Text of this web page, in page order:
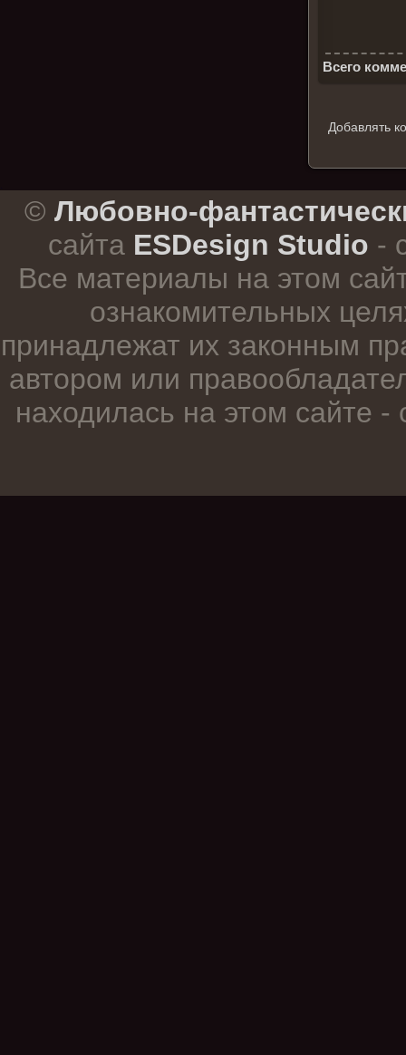
Всего
Добавлять
© Любовно-
сайта ESDesign Studio -
Все материалы на этом
ознакомительных
принадлежат их законным
автором или
находилась на этом сайте